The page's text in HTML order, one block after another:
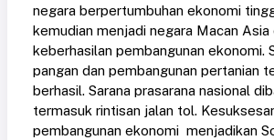
negara berpertumbuhan ekonomi
kemudian menjadi negara Macan Asia
keberhasilan pembangunan ekonomi.
pangan dan pembangunan pertanian
berhasil. Sarana prasarana nasional
termasuk rintisan jalan tol.
pembangunan ekonomi menjadikan